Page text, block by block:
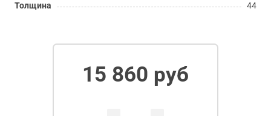
Толщина
44
15 860 руб